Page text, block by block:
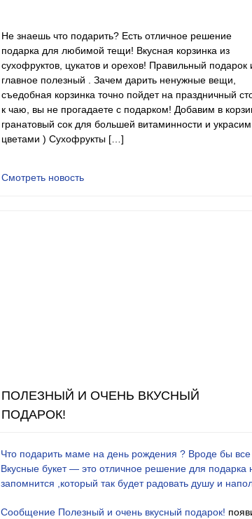
Не знаешь что подарить? Есть отличное решение
подарка для любимой тещи! Вкусная корзинка из
сухофруктов, цукатов и орехов! Правильный подарок
главное полезный . Зачем дарить ненужные вещи,
съедобная корзинка точно пойдет на праздничный
к чаю, вы не прогадаете с подарком! Добавим в
гранатовый сок для большей витаминности и украсим
цветами ) Сухофрукты […]
Смотреть новость
ПОЛЕЗНЫЙ И ОЧЕНЬ ВКУСНЫЙ
ПОДАРОК!
Что подарить маме на день рождения ? Вроде бы
Вкусные букет — это отличное решение для
запомнится ,который так будет радовать душу и
Сообщение Полезный и очень вкусный подарок!